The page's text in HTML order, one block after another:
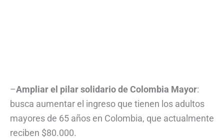
–Ampliar el pilar solidario de Colombia Mayor:
busca aumentar el ingreso que tienen los adultos
mayores de 65 años en Colombia, que actualmente
reciben $80.000.